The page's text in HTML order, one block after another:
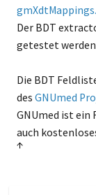
Der BDT
getestet
Die BDT
des GNUmed
GNUmed ist ein
auch
↑